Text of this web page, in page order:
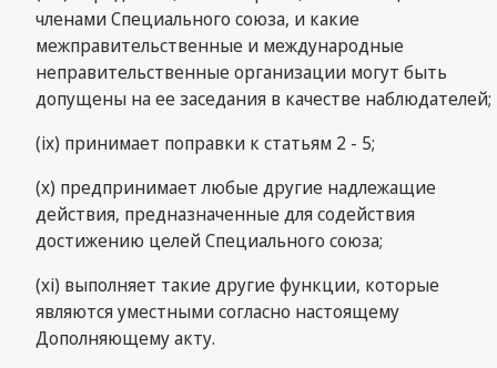
членами Специального союза, и какие
межправительственные и международные
неправительственные организации могут быть
допущены на ее заседания в качестве наблюдателей;
(ix) принимает поправки к статьям 2 - 5;
(x) предпринимает любые другие надлежащие
действия, предназначенные для содействия
достижению целей Специального союза;
(xi) выполняет такие другие функции, которые
являются уместными согласно настоящему
Дополняющему акту.